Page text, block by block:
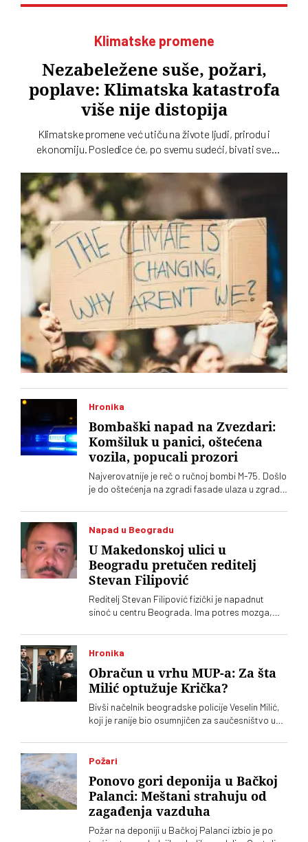
Klimatske promene
Nezabeležene suše, požari,
poplave: Klimatska katastrofa
više nije distopija
Klimatske promene već utiču na živote ljudi, prirodu i
ekonomiju. Posledice će, po svemu sudeći, bivati sve
se pretvara u stvarnost
Hronika
Bombaški napad na Zvezdari:
Komšiluk u panici, oštećena
vozila, popucali prozori
Najverovatnije je reč o ručnoj bombi M-75. Došlo
je do oštećenja na zgradi fasade ulaza u zgradu,
automobila
Napad u Beogradu
U Makedonskoj ulici u
Beogradu pretučen reditelj
Stevan Filipović
Reditelj Stevan Filipović fizički je napadnut
sinoć u centru Beograda. Ima potres mozga,
Hronika
Obračun u vrhu MUP-a: Za šta
Milić optužuje Krička?
Bivši načelnik beogradske policije Veselin Milić,
koji je ranije bio osumnjičen za saučesništvo u
načelnika Uprave kriminalističke policije Marka
Krička da mu smešta. "Radar" piše da je sukob
pitanje obračuna u vrhu MUP-a
Požari
Ponovo gori deponija u Bačkoj
Palanci: Meštani strahuju od
zagađenja vazduha
Požar na deponiji u Bačkoj Palanci izbio je po